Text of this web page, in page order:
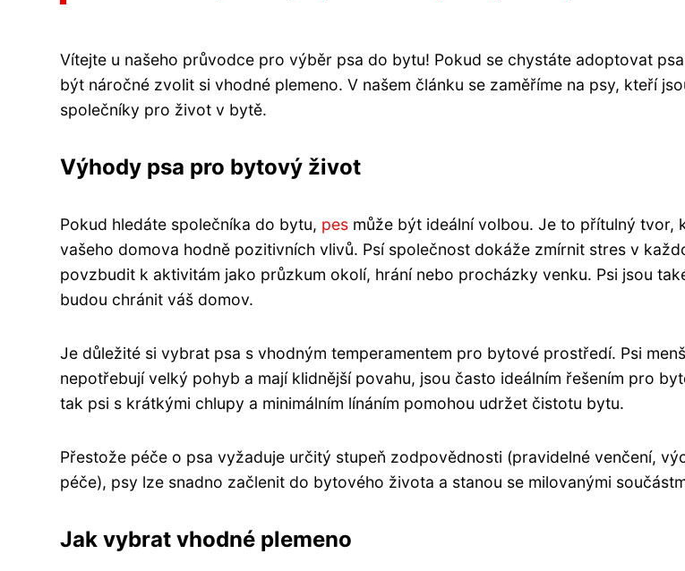
Vítejte u našeho průvodce pro výběr psa do bytu! Pokud se chystáte adoptovat
být náročné zvolit si vhodné plemeno. V našem článku se zaměříme na psy, kteří
společníky pro život v bytě.
Výhody psa pro bytový život
Pokud hledáte společníka do bytu, pes může být ideální volbou. Je to přítulný tvor,
vašeho domova hodně pozitivních vlivů. Psí společnost dokáže zmírnit stres v
povzbudit k aktivitám jako průzkum okolí, hrání nebo procházky venku. Psi jsou
budou chránit váš domov.
Je důležité si vybrat psa s vhodným temperamentem pro bytové prostředí. Psi
nepotřebují velký pohyb a mají klidnější povahu, jsou často ideálním řešením pro
tak psi s krátkými chlupy a minimálním línáním pomohou udržet čistotu bytu.
Přestože péče o psa vyžaduje určitý stupeň zodpovědnosti (pravidelné venčení,
péče), psy lze snadno začlenit do bytového života a stanou se milovanými
Jak vybrat vhodné plemeno